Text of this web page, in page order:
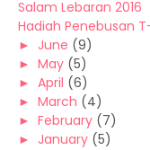
Salam Lebaran 2016
Hadiah Penebusan
► June (9)
► May (5)
► April (6)
► March (4)
► February (7)
► January (5)